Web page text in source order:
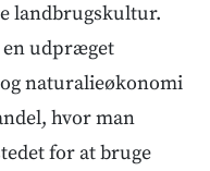
landbrugskultur.
udpræget
naturalieøkonomi
hvor man
for at bruge